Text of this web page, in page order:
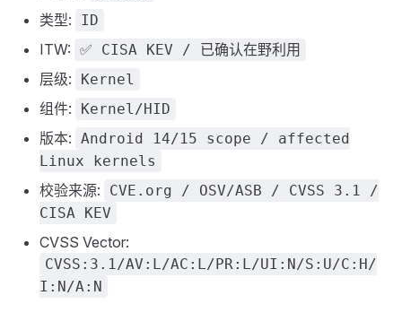
类型: ID
ITW: ✅ CISA KEV / 已确认在野利用
层级: Kernel
组件: Kernel/HID
版本: Android 14/15 scope / affected
Linux kernels
校验来源:
CVE.org / OSV/ASB / CVSS 3.1 /
CISA KEV
CVSS Vector:
CVSS:3.1/AV:L/AC:L/PR:L/UI:N/S:U/C:H/
I:N/A:N